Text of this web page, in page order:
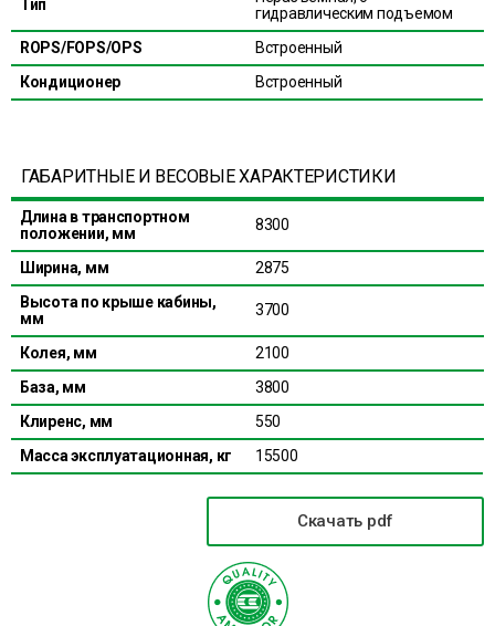
Тип
гидравлическим подъемом
ROPS/FOPS/OPS
Встроенный
Кондиционер
Встроенный
ГАБАРИТНЫЕ И ВЕСОВЫЕ ХАРАКТЕРИСТИКИ
Длина в транспортном
положении, мм
8300
Ширина, мм
2875
Высота по крыше кабины,
мм
3700
Колея, мм
2100
База, мм
3800
Клиренс, мм
550
Масса эксплуатационная, кг
15500
Скачать pdf